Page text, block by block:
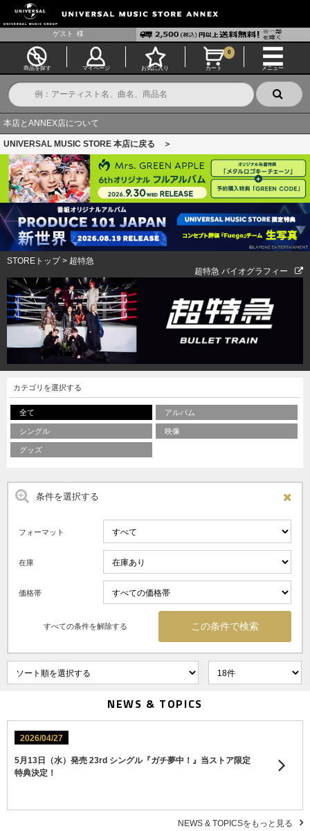
ゲスト 様
商品を探す マイページ お気に入り カート
0
メニュー
本店とANNEX店について
UNIVERSAL MUSIC STORE 本店に戻る ＞
STOREトップ> 超特急
超特急 バイオグラフィー
カテゴリを選択する
全て アルバム
シングル 映像
グッズ
条件を選択する
フォーマット
在庫
価格帯
すべての条件を解除する
NEWS & TOPICS
2026/04/27
5月13日（水）発売 23rd シングル『ガチ夢中！』当ストア限定
特典決定！
NEWS & TOPICSをもっと見る